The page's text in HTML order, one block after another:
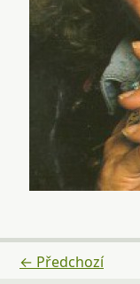
← Předchozí